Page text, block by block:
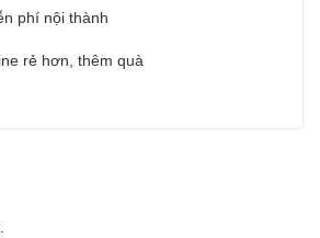
phí nội thành
rẻ hơn, thêm quà